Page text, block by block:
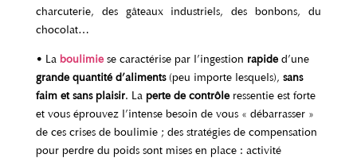
charcuterie, des gâteaux industriels, des bonbons, du
chocolat…
• La boulimiese caractérise par l’ingestion rapided’une
grande quantité d’aliments(peu importe lesquels), sans
faim et sans plaisir. Laperte de contrôleressentie est forte
et vous éprouvez l’intense besoin de vous « débarrasser »
de ces crises de boulimie ; des stratégies de compensation
pour perdre du poids sont mises en place : activité